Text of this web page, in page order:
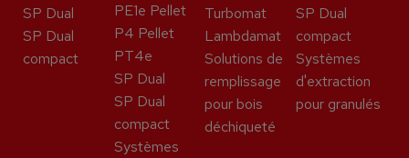
SP Dual
SP Dual
compact
PE1e Pellet
P4 Pellet
PT4e
SP Dual
SP Dual
compact
Systèmes
Turbomat
Lambdamat
Solutions de
remplissage
pour bois
déchiqueté
SP Dual
compact
Systèmes
d'extraction
pour granulés